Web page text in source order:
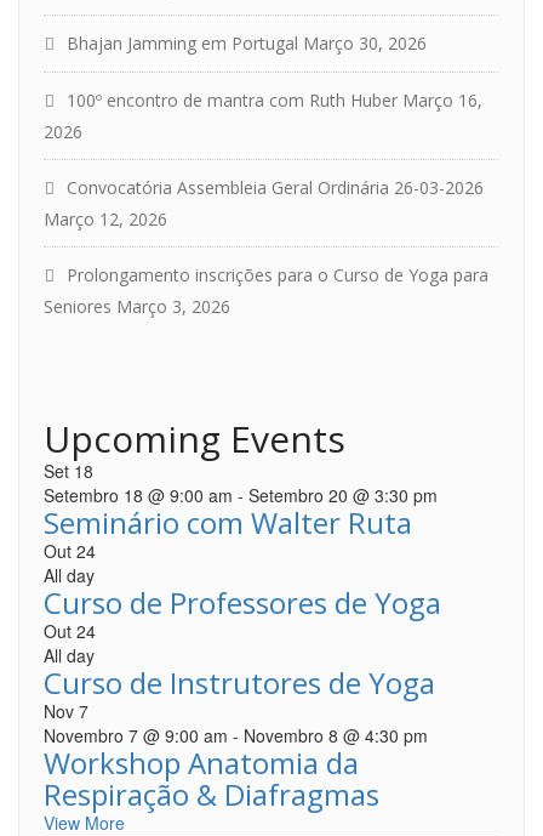
Bhajan Jamming em Portugal Março 30, 2026
100º encontro de mantra com Ruth Huber Março 16,
2026
Convocatória Assembleia Geral Ordinária 26-03-2026
Março 12, 2026
Prolongamento inscrições para o Curso de Yoga para
Seniores Março 3, 2026
Upcoming Events
Set 18
Setembro 18 @ 9:00 am - Setembro 20 @ 3:30 pm
Seminário com Walter Ruta
Out 24
All day
Curso de Professores de Yoga
Out 24
All day
Curso de Instrutores de Yoga
Nov 7
Novembro 7 @ 9:00 am - Novembro 8 @ 4:30 pm
Workshop Anatomia da
Respiração & Diafragmas
View More